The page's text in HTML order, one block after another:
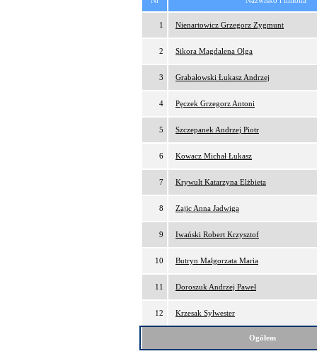
1 Nienartowicz Grzegorz Zygmunt
2 Sikora Magdalena Olga
3 Grabałowski Łukasz Andrzej
4 Pęczek Grzegorz Antoni
5 Szczepanek Andrzej Piotr
6 Kowacz Michał Łukasz
7 Krywult Katarzyna Elżbieta
8 Zajic Anna Jadwiga
9 Iwański Robert Krzysztof
10 Butryn Małgorzata Maria
11 Doroszuk Andrzej Paweł
12 Krzesak Sylwester
Ogółem